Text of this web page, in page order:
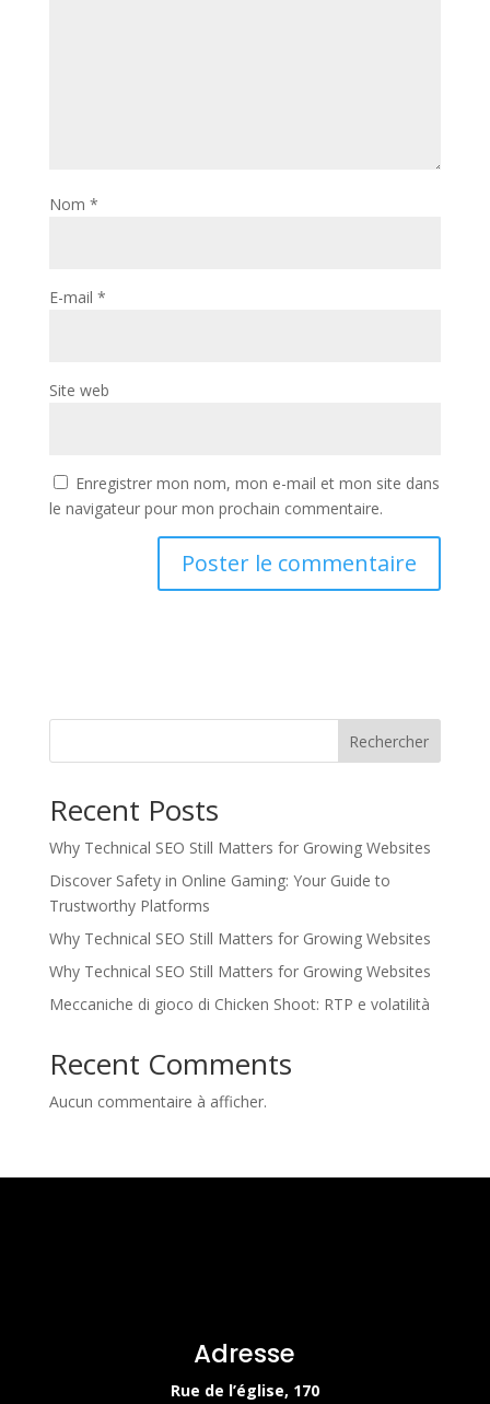
Nom *
E-mail *
Site web
Enregistrer mon nom, mon e-mail et mon site dans
le navigateur pour mon prochain commentaire.
Rechercher
Recent Posts
Why Technical SEO Still Matters for Growing Websites
Discover Safety in Online Gaming: Your Guide to
Trustworthy Platforms
Why Technical SEO Still Matters for Growing Websites
Why Technical SEO Still Matters for Growing Websites
Meccaniche di gioco di Chicken Shoot: RTP e volatilità
Recent Comments
Aucun commentaire à afficher.
Adresse
Rue de l’église, 170